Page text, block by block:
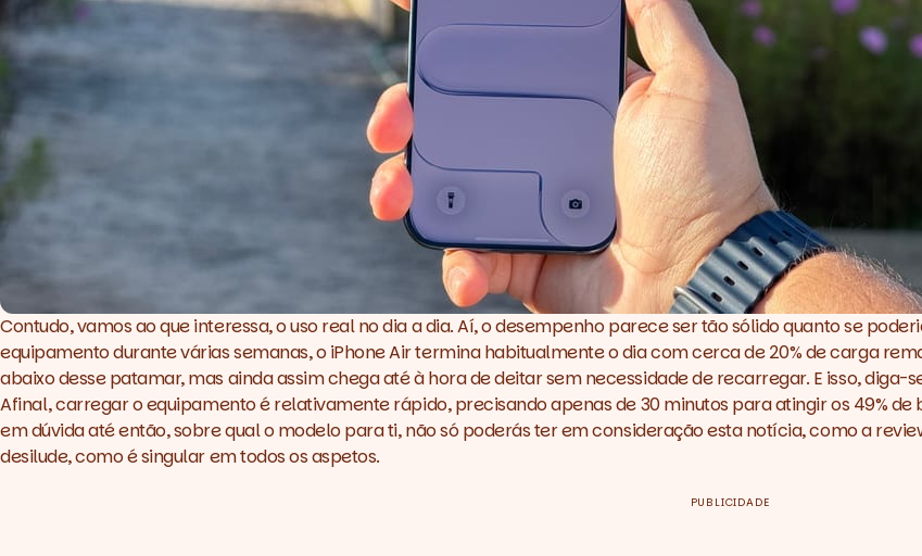
Contudo, vamos ao que interessa, o uso real no dia a dia. Aí, o desempenho parece ser tão sólido quanto se
equipamento durante várias semanas, o iPhone Air termina habitualmente o dia com cerca de 20% de carga
abaixo desse patamar, mas ainda assim chega até à hora de deitar sem necessidade de recarregar. E isso, diga-
Afinal, carregar o equipamento é relativamente rápido, precisando apenas de 30 minutos para atingir os 49% de
em dúvida até então, sobre qual o modelo para ti, não só poderás ter em consideração esta notícia, como a
desilude, como é singular em todos os aspetos.
PUBLICIDADE